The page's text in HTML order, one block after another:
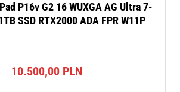
P16v G2 16 WUXGA AG Ultra 7-
SSD RTX2000 ADA FPR W11P
10.500,00 PLN